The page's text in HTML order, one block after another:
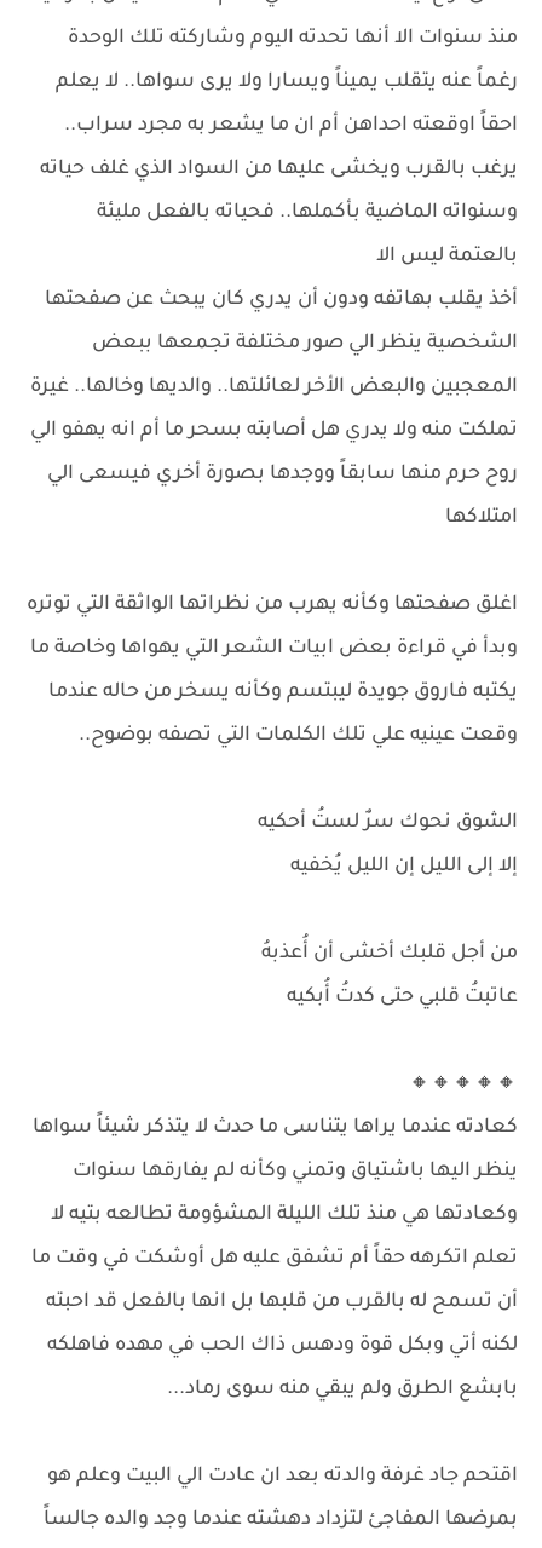
منذ سنوات الا أنها تحدته اليوم وشاركته تلك الوحدة
رغماً عنه يتقلب يميناً ويسارا ولا يرى سواها.. لا يعلم
احقاً اوقعته احداهن أم ان ما يشعر به مجرد سراب..
يرغب بالقرب ويخشى عليها من السواد الذي غلف حياته
وسنواته الماضية بأكملها.. فحياته بالفعل مليئة
بالعتمة ليس الا
أخذ يقلب بهاتفه ودون أن يدري كان يبحث عن صفحتها
الشخصية ينظر الي صور مختلفة تجمعها ببعض
المعجبين والبعض الأخر لعائلتها.. والديها وخالها.. غيرة
تملكت منه ولا يدري هل أصابته بسحر ما أم انه يهفو الي
روح حرم منها سابقاً ووجدها بصورة أخري فيسعى الي
امتلاكها
اغلق صفحتها وكأنه يهرب من نظراتها الواثقة التي توتره
وبدأ في قراءة بعض ابيات الشعر التي يهواها وخاصة ما
يكتبه فاروق جويدة ليبتسم وكأنه يسخر من حاله عندما
وقعت عينيه علي تلك الكلمات التي تصفه بوضوح..
‏الشوق نحوك سرٌ لستُ أحكيه
إلا إلى الليل إن الليل يُخفيه
من أجل قلبك أخشى أن أُعذبهُ
عاتبتُ قلبي حتى كدتُ أُبكيه
🔸🔸🔸🔸🔸
كعادته عندما يراها يتناسى ما حدث لا يتذكر شيئاً سواها
ينظر اليها باشتياق وتمني وكأنه لم يفارقها سنوات
وكعادتها هي منذ تلك الليلة المشؤومة تطالعه بتيه لا
تعلم اتكرهه حقاً أم تشفق عليه هل أوشكت في وقت ما
أن تسمح له بالقرب من قلبها بل انها بالفعل قد احبته
لكنه أتي وبكل قوة ودهس ذاك الحب في مهده فاهلكه
بابشع الطرق ولم يبقي منه سوى رماد...
اقتحم جاد غرفة والدته بعد ان عادت الي البيت وعلم هو
بمرضها المفاجئ لتزداد دهشته عندما وجد والده جالساً